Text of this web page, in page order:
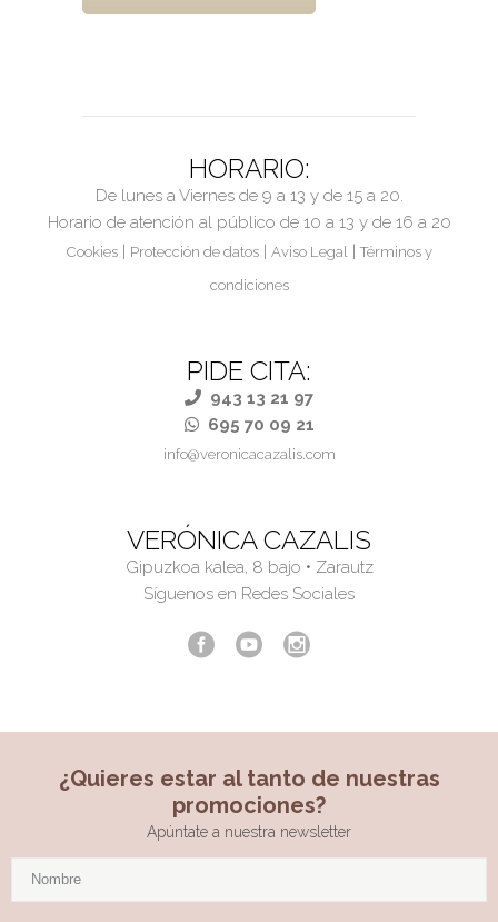
HORARIO:
De lunes a Viernes de 9 a 13 y de 15 a 20.
Horario de atención al público de 10 a 13 y de 16 a 20
Cookies| Protección de datos| Aviso Legal | Términos y
condiciones
PIDE CITA:
943 13 21 97
695 70 09 21
info@veronicacazalis.com
VERÓNICA CAZALIS
Gipuzkoa kalea, 8 bajo • Zarautz
Síguenos en Redes Sociales
¿Quieres estar al tanto de nuestras
promociones?
Apúntate a nuestra newsletter